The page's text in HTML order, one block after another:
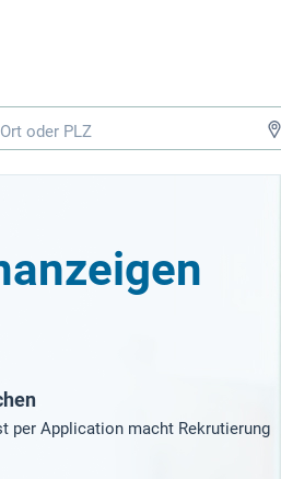
per Application macht Rekrutierung